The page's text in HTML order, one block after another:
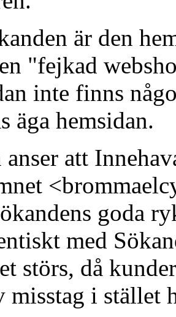
är den
"fejkad
inte finns
äga hemsidan.
anser att
goda
med
störs, då
misstag i stället